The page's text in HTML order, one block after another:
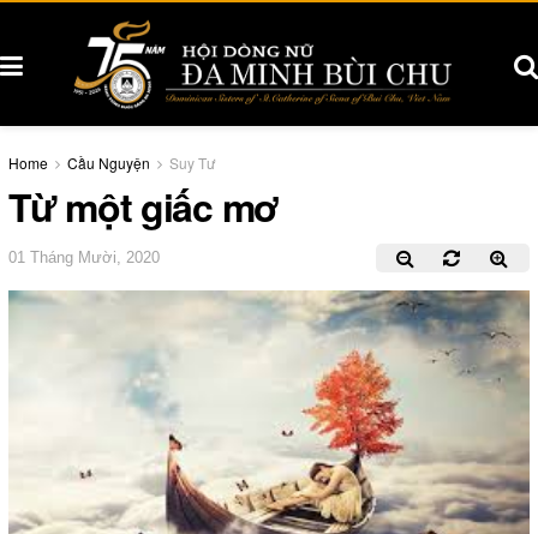
Home Cầu Nguyện Suy Tư
Từ một giấc mơ
01 Tháng Mười, 2020